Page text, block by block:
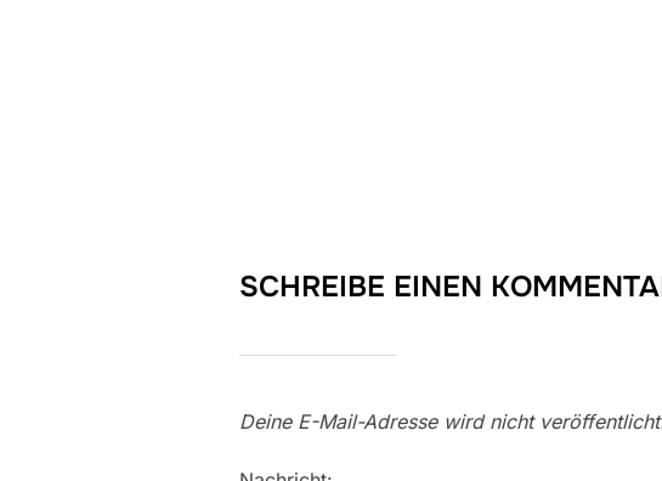
SCHREIBE EINEN
Deine E-Mail-Adresse wird nicht